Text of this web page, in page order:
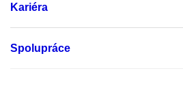
Kariéra
Spolupráce